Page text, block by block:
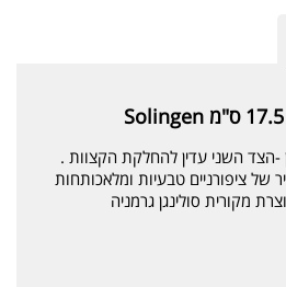
-הצד השני עדין להחלקת הקצוות .
של ציפורניים טבעיות ומלאכותחות
מקורית סולינגן גרמניה